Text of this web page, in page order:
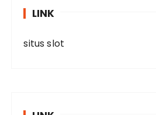
LINK
situs slot